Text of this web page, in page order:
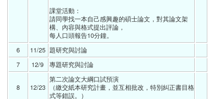
課堂活動：
請同學找一本自己感興趣的碩士論文，對其論文架
構、內容與格式提出評論，
每人口頭報告10分鐘。
6
11/25 題研究與討論
7
12/9 專題研究與討論
8 12/23
第二次論文大綱口試預演
（繳交紙本研究計畫，並互相批改，特別糾正書目格
式等錯誤。）